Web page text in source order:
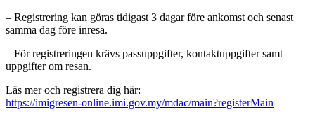
– Registrering kan göras tidigast 3 dagar före ankomst och senast
samma dag före inresa.
– För registreringen krävs passuppgifter, kontaktuppgifter samt
uppgifter om resan.
Läs mer och registrera dig här:
https://imigresen-online.imi.gov.my/mdac/main?registerMain